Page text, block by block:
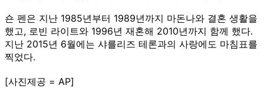
숀 펜은 지난 1985년부터 1989년까지 마돈나와 결혼 생활을
했고, 로빈 라이트와 1996년 재혼해 2010년까지 함께 했다.
지난 2015년 6월에는 샤를리즈 테론과의 사랑에도 마침표를
찍었다.
[사진제공 = AP]